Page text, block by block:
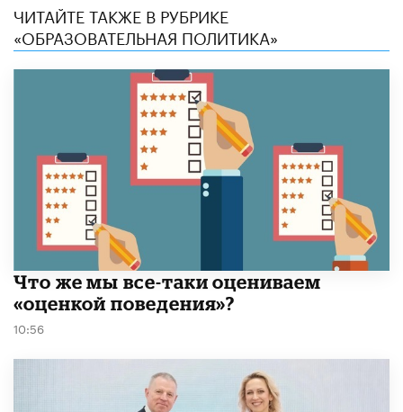
ЧИТАЙТЕ ТАКЖЕ В РУБРИКЕ
«ОБРАЗОВАТЕЛЬНАЯ ПОЛИТИКА»
​Что же мы все-таки оцениваем
«оценкой поведения»?
10:56